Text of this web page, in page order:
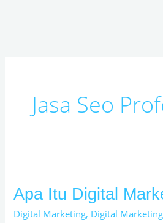
Jasa Seo
Apa Itu Digital
Digital Marketing, Digital Marketing
Apa
Itu